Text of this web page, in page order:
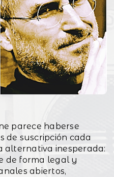
parece haberse
de suscripción cada
alternativa inesperada:
de forma legal y
abiertos,